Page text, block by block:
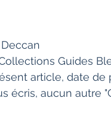
lankaise Contes
Guides
écris, aucun autre